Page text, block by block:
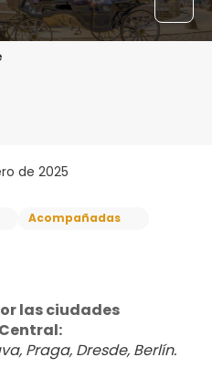
de 2025
Acompañadas
las ciudades
Praga, Dresde, Berlín.